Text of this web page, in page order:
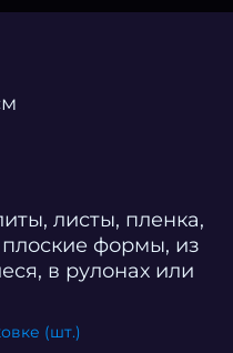
Изделия высотой 30
из прочного
лёгкостью,
и подходят
в интерьере и
применяются на
витрин,
позволяет
композиции,
в пространстве.
скотч
При
листы, пленка,
формы, из
в рулонах или
(шт.)